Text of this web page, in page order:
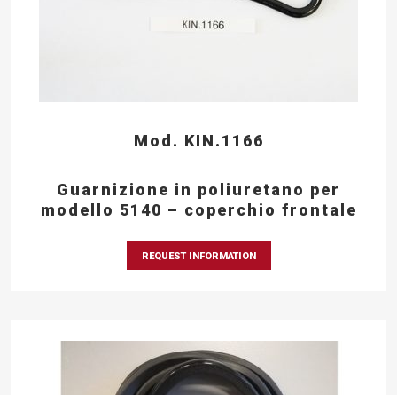
Mod. KIN.1166
Guarnizione in poliuretano per
modello 5140 – coperchio frontale
REQUEST INFORMATION